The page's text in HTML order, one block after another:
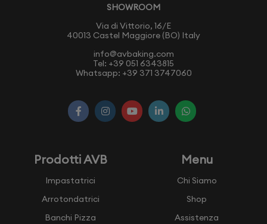
SHOWROOM
Via di Vittorio, 16/E
40013 Castel Maggiore (BO) Italy
info@avbaking.com
Tel: +39 051 6343815
Whatsapp: +39 371 3747060
Prodotti AVB
Impastatrici
Arrotondatrici
Banchi Pizza
Menu
Chi Siamo
Shop
Assistenza